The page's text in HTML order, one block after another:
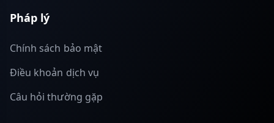
Pháp lý
Chính sách bảo mật
Điều khoản dịch vụ
Câu hỏi thường gặp